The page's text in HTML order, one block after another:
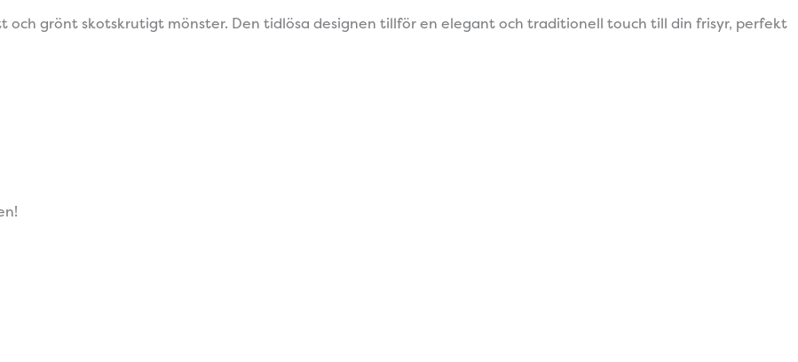
och grönt skotskrutigt mönster. Den tidlösa designen tillför en elegant och traditionell touch till din frisyr, perfekt